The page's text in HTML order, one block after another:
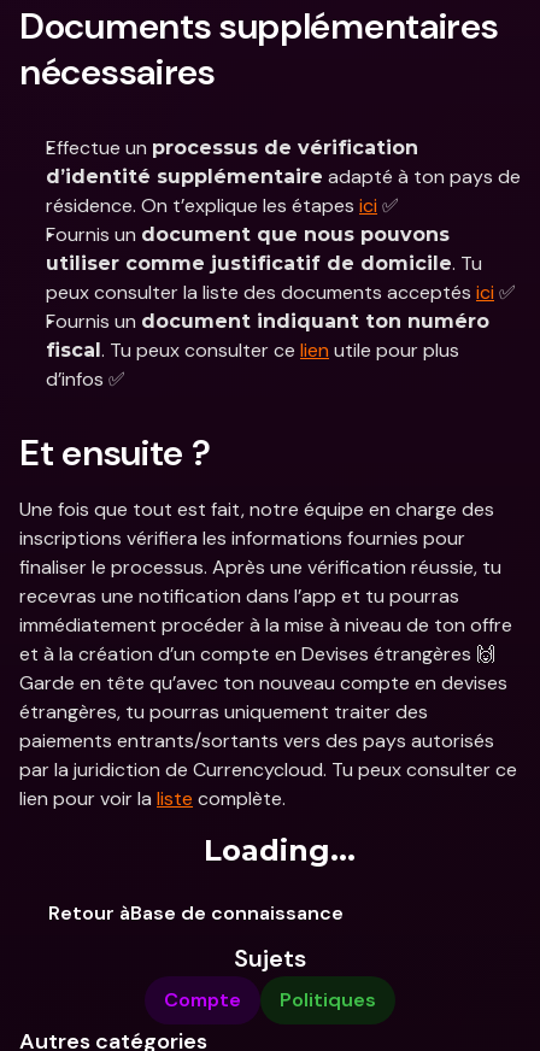
Documents supplémentaires
nécessaires
Effectue un processus de vérification
d’identité supplémentaire adapté à ton pays de
résidence. On t’explique les étapes ici ✅
Fournis un document que nous pouvons
utiliser comme justificatif de domicile. Tu
peux consulter la liste des documents acceptés ici ✅
Fournis un document indiquant ton numéro
fiscal. Tu peux consulter ce lien utile pour plus
d’infos ✅
Et ensuite ?
Une fois que tout est fait, notre équipe en charge des
inscriptions vérifiera les informations fournies pour
finaliser le processus. Après une vérification réussie, tu
recevras une notification dans l’app et tu pourras
immédiatement procéder à la mise à niveau de ton offre
et à la création d’un compte en Devises étrangères 🙌
Garde en tête qu’avec ton nouveau compte en devises
étrangères, tu pourras uniquement traiter des
paiements entrants/sortants vers des pays autorisés
par la juridiction de Currencycloud. Tu peux consulter ce
lien pour voir la liste complète.
Loading...
Retour àBase de connaissance
Sujets
Compte Politiques
Autres catégories